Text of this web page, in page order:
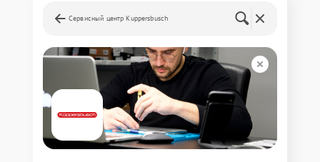
Сервисный центр Kuppersbusch